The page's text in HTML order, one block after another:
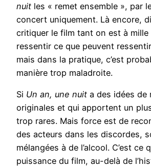
nuit les « remet ensemble », par
concert uniquement. Là encore,
critiquer le film tant on est à mille
ressentir ce que peuvent
mais dans la pratique, c’est
manière trop maladroite.
Si Un an, une nuit a des idées de
originales et qui apportent un
trop rares. Mais force est de
des acteurs dans les discordes,
mélangées à de l’alcool. C’est ce
puissance du film, au-delà de